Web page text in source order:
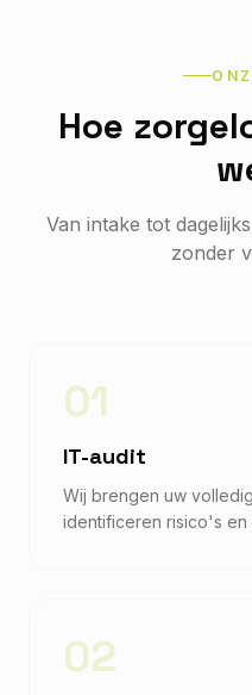
Hoe
Van intake tot
zonder
01
IT-audit
Wij brengen uw
identificeren risico's en
02